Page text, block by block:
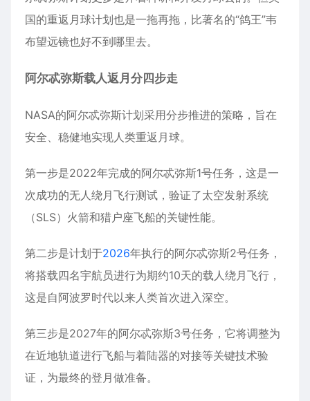
国的重返月球计划也是一拖再拖，比著名的“鸽王”韦
布望远镜也好不到哪里去。
阿尔忒弥斯载人返月分四步走
NASA的阿尔忒弥斯计划采用分步推进的策略，旨在
安全、稳健地实现人类重返月球。
第一步是2022年完成的阿尔忒弥斯1号任务，这是一
次成功的无人绕月飞行测试，验证了太空发射系统
（SLS）火箭和猎户座飞船的关键性能。
第二步是计划于2026年执行的阿尔忒弥斯2号任务，
将搭载四名宇航员进行为期约10天的载人绕月飞行，
这是自阿波罗时代以来人类首次进入深空。
第三步是2027年的阿尔忒弥斯3号任务，它将调整为
在近地轨道进行飞船与着陆器的对接等关键技术验
证，为最终的登月做准备。